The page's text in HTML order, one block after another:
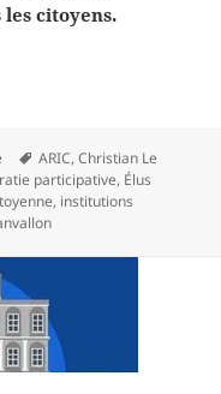
citoyens.
un métier impossible ?
Mots-
clés
ARIC,Christian Le
participative, Élus
, institutions